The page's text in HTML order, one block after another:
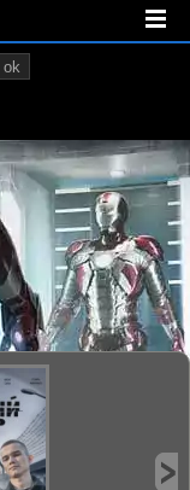
ok